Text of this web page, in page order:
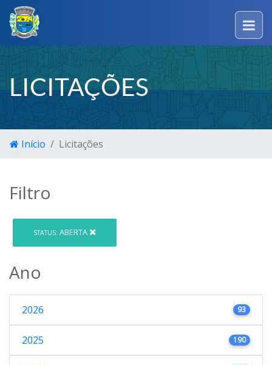
LICITAÇÕES
Início Licitações
Filtro
STATUS: ABERTA
Ano
2026 93
2025 190